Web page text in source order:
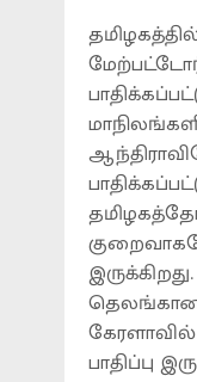
பாதிப்பு